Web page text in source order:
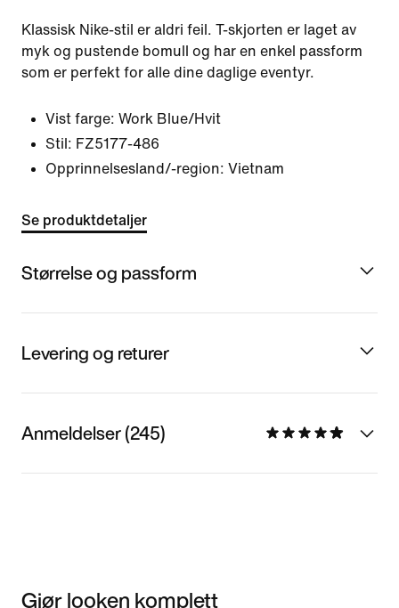
Klassisk Nike-stil er aldri feil. T-skjorten er laget av
myk og pustende bomull og har en enkel passform
som er perfekt for alle dine daglige eventyr.
Vist farge: Work Blue/Hvit
Stil: FZ5177-486
Opprinnelsesland/-region: Vietnam
Se produktdetaljer
Størrelse og passform
Levering og returer
Anmeldelser (245)
Gjør looken komplett